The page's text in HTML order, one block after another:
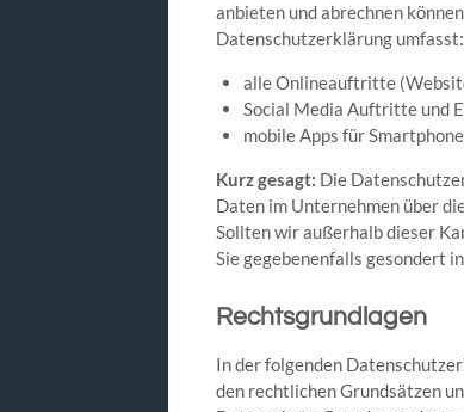
anbieten und abrechnen
Datenschutzerklärung umfasst:
alle Onlineauftritte
Social Media Auftritte und
mobile Apps für
Kurz gesagt: Die
Daten im Unternehmen über
Sollten wir außerhalb dieser
Sie gegebenenfalls gesondert
Rechtsgrundlagen
In der folgenden
den rechtlichen Grundsätzen